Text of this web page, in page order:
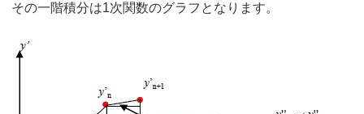
その一階積分は1次関数のグラフとなります。